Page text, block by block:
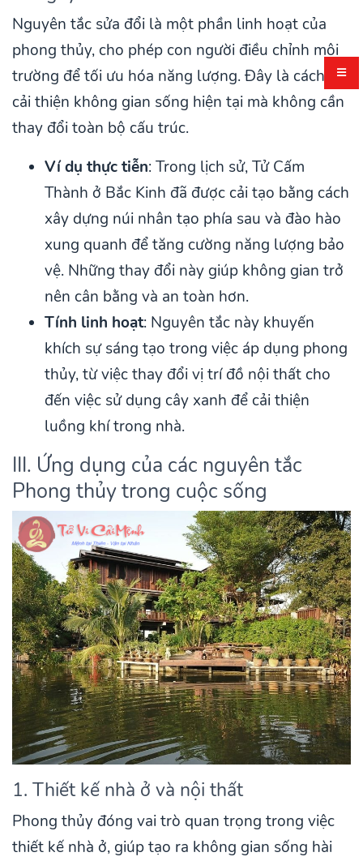
Nguyên tắc sửa đổi là một phần linh hoạt của
phong thủy, cho phép con người điều chỉnh môi
trường để tối ưu hóa năng lượng. Đây là cách để
cải thiện không gian sống hiện tại mà không cần
thay đổi toàn bộ cấu trúc.
Ví dụ thực tiễn: Trong lịch sử, Tử Cấm
Thành ở Bắc Kinh đã được cải tạo bằng cách
xây dựng núi nhân tạo phía sau và đào hào
xung quanh để tăng cường năng lượng bảo
vệ. Những thay đổi này giúp không gian trở
nên cân bằng và an toàn hơn.
Tính linh hoạt: Nguyên tắc này khuyến
khích sự sáng tạo trong việc áp dụng phong
thủy, từ việc thay đổi vị trí đồ nội thất cho
đến việc sử dụng cây xanh để cải thiện
luồng khí trong nhà.
III. Ứng dụng của các nguyên tắc
Phong thủy trong cuộc sống
1. Thiết kế nhà ở và nội thất
Phong thủy đóng vai trò quan trọng trong việc
thiết kế nhà ở, giúp tạo ra không gian sống hài